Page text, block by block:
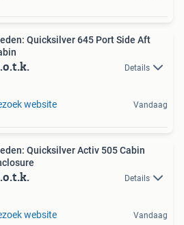
Quicksilver 645 Port Side Aft
Details
website Vandaag
Quicksilver Activ 505 Cabin
Details
website Vandaag